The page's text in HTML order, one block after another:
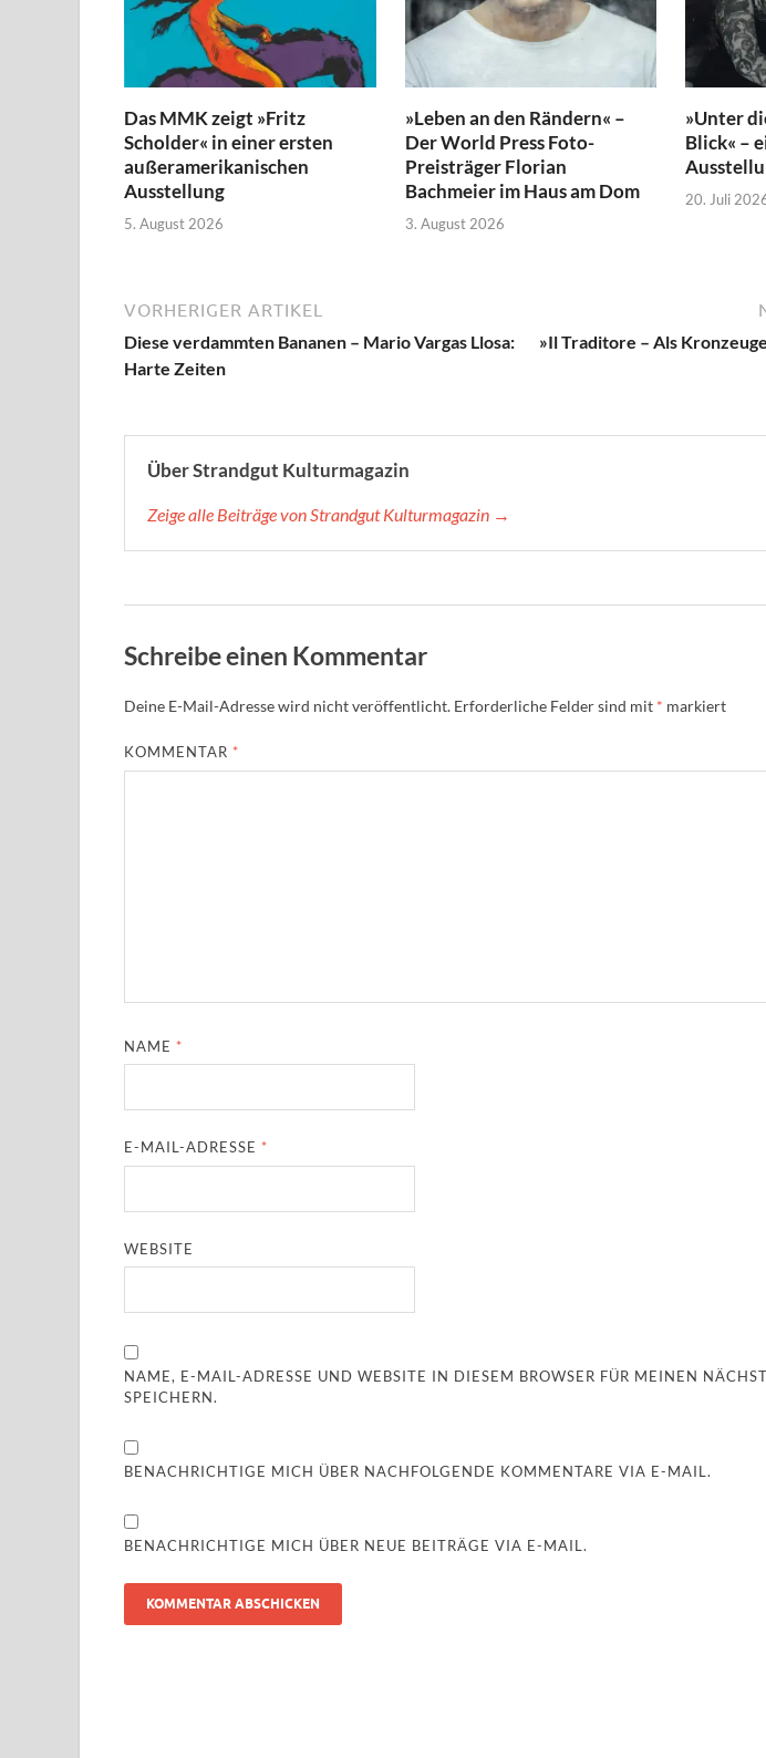
Das MMK zeigt »Fritz
Scholder« in einer ersten
außeramerikanischen
Ausstellung
5. August 2026
»Leben an den Rändern« –
Der World Press Foto-
Preisträger Florian
Bachmeier im Haus am Dom
3. August 2026
»Unter
Blick« –
20. Juli
VORHERIGER ARTIKEL
Diese verdammten Bananen – Mario Vargas Llosa:
Harte Zeiten
»Il Traditore – Als
Über Strandgut Kulturmagazin
Zeige alle Beiträge von Strandgut Kulturmagazin →
Schreibe einen Kommentar
Deine E-Mail-Adresse wird nicht veröffentlicht. Erforderliche Felder sind mit * markiert
KOMMENTAR *
NAME *
E-MAIL-ADRESSE *
WEBSITE
NAME, E-MAIL-ADRESSE UND WEBSITE IN DIESEM BROWSER FÜR MEINEN
SPEICHERN.
BENACHRICHTIGE MICH ÜBER NACHFOLGENDE KOMMENTARE VIA E-MAIL.
BENACHRICHTIGE MICH ÜBER NEUE BEITRÄGE VIA E-MAIL.